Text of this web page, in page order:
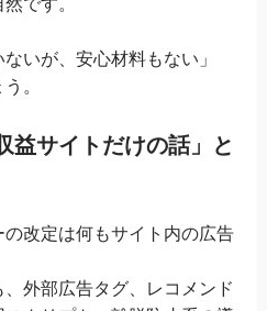
いが、安心材料もない」
。
益サイトだけの話」と
改定は何もサイト内の広告
外部広告タグ、レコメンド